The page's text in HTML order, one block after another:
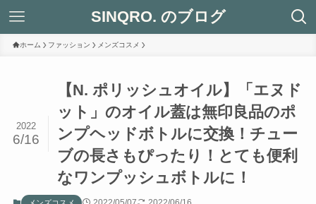
SINQRO. のブログ
ホーム ファッション メンズコスメ
【N. ポリッシュオイル】「エヌド
ット」のオイル蓋は無印良品のポ
ンプヘッドボトルに交換！チュー
ブの長さもぴったり！とても便利
なワンプッシュボトルに！
2022
6/16